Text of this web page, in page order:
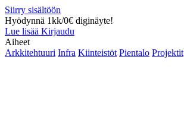
Siirry sisältöön
Hyödynnä 1kk/0€ diginäyte!
Lue lisää Kirjaudu
Aiheet
Arkkitehtuuri Infra Kiinteistöt Pientalo Projektit